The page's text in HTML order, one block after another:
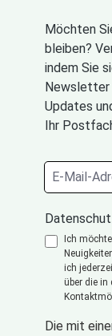
Möchten
bleiben?
indem Sie
Newsletter
Updates
Ihr
Ich
ich
über die in
Die mit